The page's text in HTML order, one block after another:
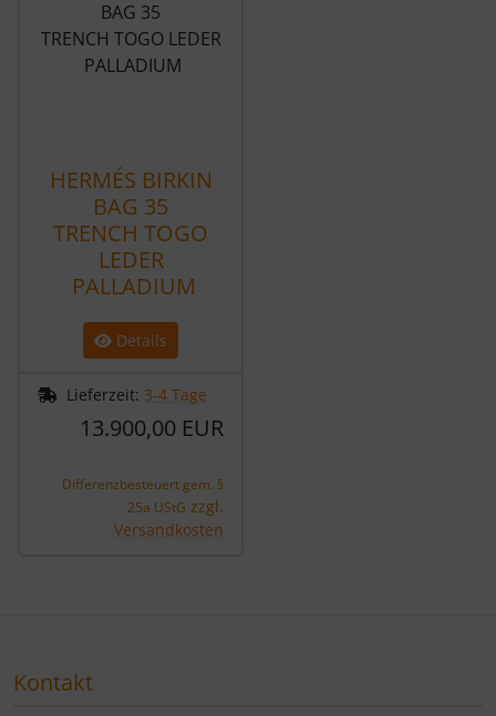
HERMÉS BIRKIN
BAG 35
TRENCH TOGO
LEDER
PALLADIUM
Details
Lieferzeit: 3-4 Tage
13.900,00 EUR
Differenzbesteuert gem. §
25a UStG zzgl.
Versandkosten
Kontakt